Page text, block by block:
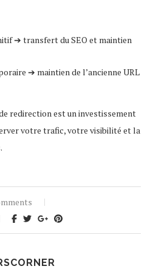
➔ transfert du SEO et maintien
➔ maintien de l’ancienne URL
redirection est un investissement
votre trafic, votre visibilité et la